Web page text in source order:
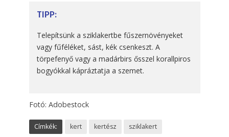
TIPP:
Telepítsünk a sziklakertbe fűszernövényeket
vagy fűféléket, sást, kék csenkeszt. A
törpefenyő vagy a madárbirs ősszel korallpiros
bogyókkal kápráztatja a szemet.
Fotó: Adobestock
Címkék: kert kertész sziklakert